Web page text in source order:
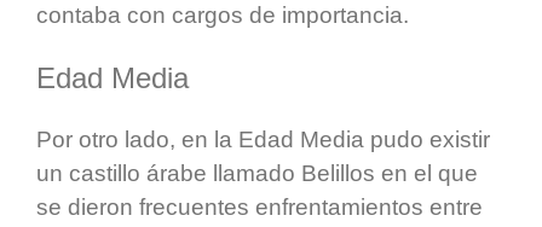
contaba con cargos de importancia.
Edad Media
Por otro lado, en la Edad Media pudo existir
un castillo árabe llamado Belillos en el que
se dieron frecuentes enfrentamientos entre